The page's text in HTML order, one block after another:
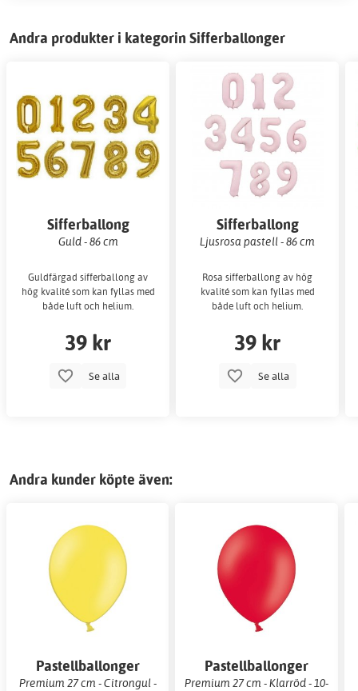
Andra produkter i kategorin Sifferballonger
Sifferballong
Guld - 86 cm
Guldfärgad sifferballong av
hög kvalité som kan fyllas med
både luft och helium.
39 kr
Se alla
Sifferballong
Ljusrosa pastell - 86 cm
Rosa sifferballong av hög
kvalité som kan fyllas med
både luft och helium.
39 kr
Se alla
Andra kunder köpte även:
Pastellballonger
Premium 27 cm - Citrongul -
Pastellballonger
Premium 27 cm - Klarröd - 10-